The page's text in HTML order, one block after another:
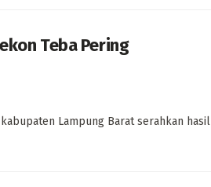
Teba Pering
Lampung Barat serahkan hasil